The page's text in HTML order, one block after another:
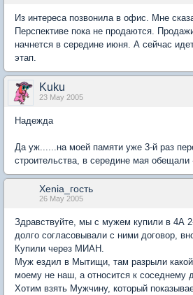
Из интереса позвонила в офис. Мне
Перспективе пока не продаются.
начнется в середине июня. А сейчас
этап.
Kuku
23 May 2005
Надежда
Да уж......на моей памяти уже 3-й раз
строительства, в середине мая
Xenia_гость
26 May 2005
Здравствуйте, мы с мужем купили в 4А
долго согласовывали с ними договор,
Купили через МИАН.
Муж ездил в Мытищи, там разрыли
моему не наш, а относится к соседнему
Хотим взять Мужчину, который